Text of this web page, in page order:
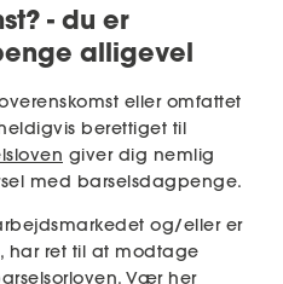
- du er
alligevel
eller omfattet
berettiget til
giver dig nemlig
med barselsdagpenge.
og/eller er
har ret til at modtage
Vær her